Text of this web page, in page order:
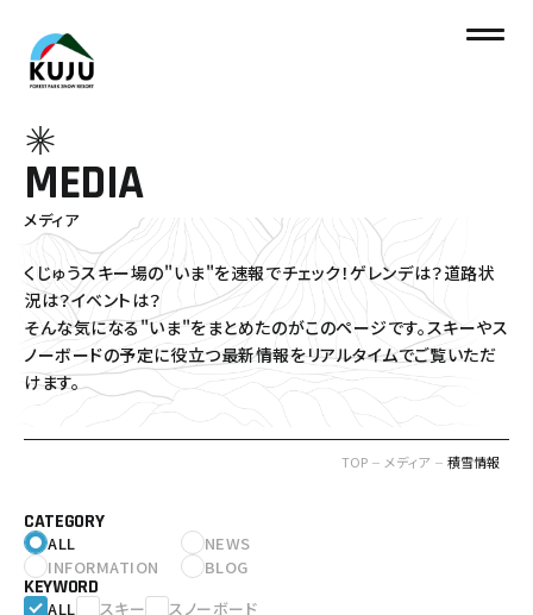
MEDIA
メディア
くじゅうスキー場の"いま"を速報でチェック！ゲレンデは？道路状
況は？イベントは？
そんな気になる"いま"をまとめたのがこのページです。スキーやス
ノーボードの予定に役立つ最新情報をリアルタイムでご覧いただ
けます。
TOP メディア 積雪情報
CATEGORY
ALL
NEWS
INFORMATION
BLOG
KEYWORD
ALL スキー
スノーボード